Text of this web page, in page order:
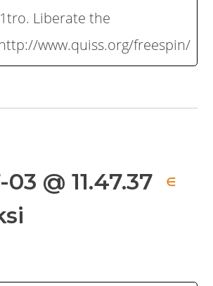
Liberate the
www.quiss.org/freespin/
@ 11.47.37 ∈